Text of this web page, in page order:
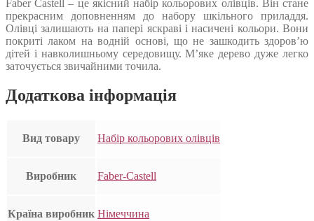
Faber Castell – це якісний набір кольорових олівців. Він стане
прекрасним доповненням до набору шкільного приладдя.
Олівці залишають на папері яскраві і насичені кольори. Вони
покриті лаком на водній основі, що не зашкодить здоров’ю
дітей і навколишньому середовищу. М’яке дерево дуже легко
заточується звичайними точила.
Додаткова інформація
Вид товару Набір кольорових олівців
Виробник Faber-Castell
Країна виробник Німеччина